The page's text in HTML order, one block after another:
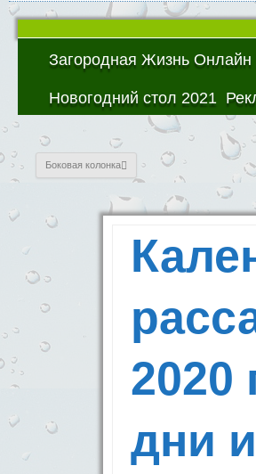
Загородная Жизнь
Новогодний стол 2021
Боковая колонка
2020
дни